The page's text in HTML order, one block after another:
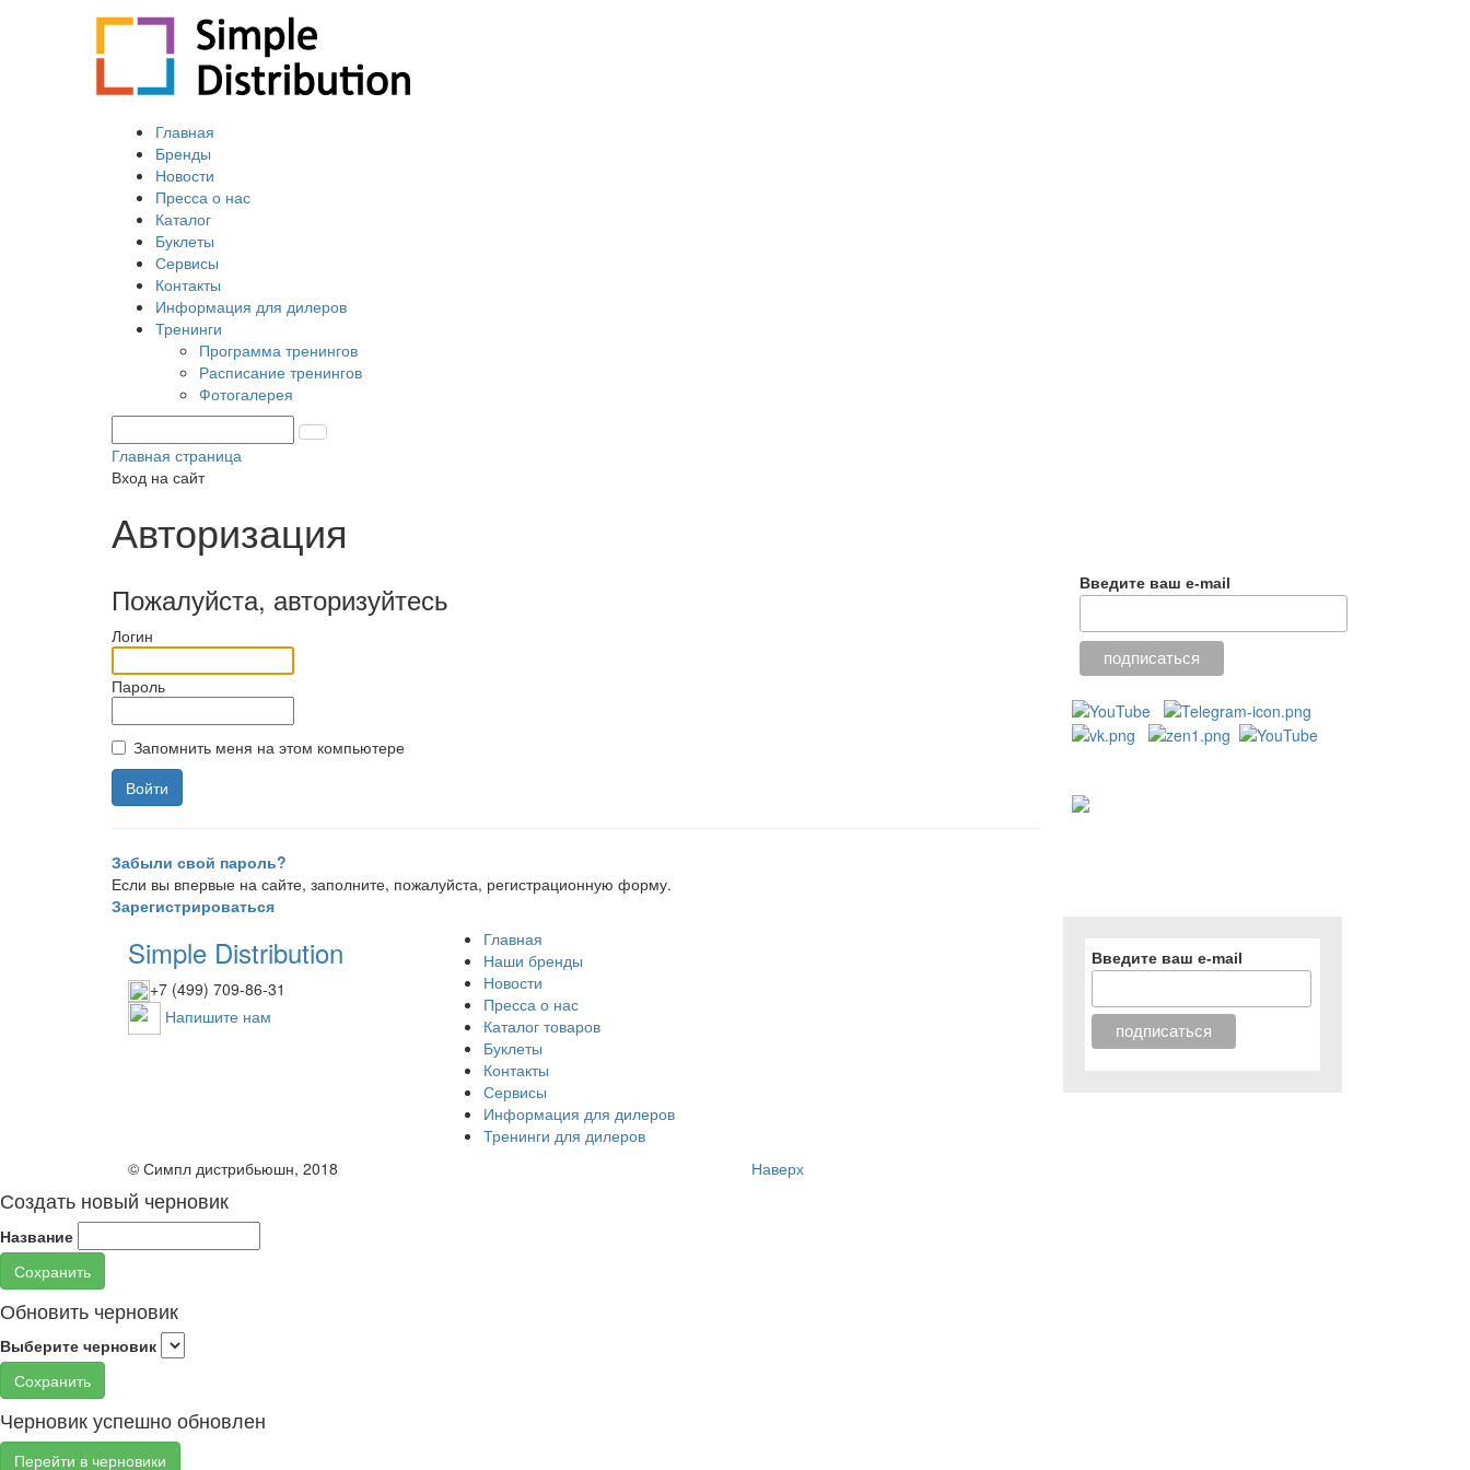
Главная
Бренды
Новости
Пресса о нас
Каталог
Буклеты
Сервисы
Контакты
Информация для дилеров
Тренинги
Программа тренингов
Расписание тренингов
Фотогалерея
Главная страница
Вход на сайт
Авторизация
Пожалуйста, авторизуйтесь
Логин
Пароль
Запомнить меня на этом компьютере
Забыли свой пароль?
Если вы впервые на сайте, заполните, пожалуйста, регистрационную форму.
Зарегистрироваться
Введите ваш e-mail
Главная
Наши бренды
Новости
Пресса о нас
Каталог товаров
Буклеты
Контакты
Сервисы
Информация для дилеров
Тренинги для дилеров
Введите ваш e-mail
Simple Distribution
+7 (499) 709-86-31
Напишите нам
© Симпл дистрибьюшн, 2018 Наверх
Создать новый черновик
Название
Сохранить
Обновить черновик
Выберите черновик
Сохранить
Черновик успешно обновлен
Перейти в черновики